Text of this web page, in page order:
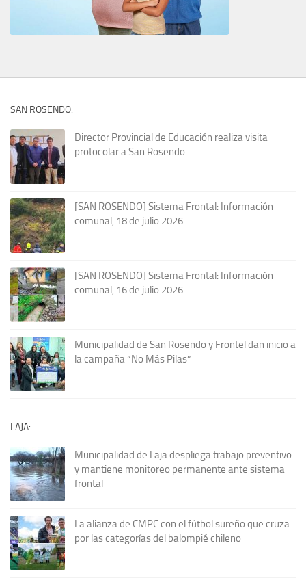
SAN ROSENDO:
Director Provincial de Educación realiza visita
protocolar a San Rosendo
[SAN ROSENDO] Sistema Frontal: Información
comunal, 18 de julio 2026
[SAN ROSENDO] Sistema Frontal: Información
comunal, 16 de julio 2026
Municipalidad de San Rosendo y Frontel dan inicio a
la campaña “No Más Pilas”
LAJA:
Municipalidad de Laja despliega trabajo preventivo
y mantiene monitoreo permanente ante sistema
frontal
La alianza de CMPC con el fútbol sureño que cruza
por las categorías del balompié chileno